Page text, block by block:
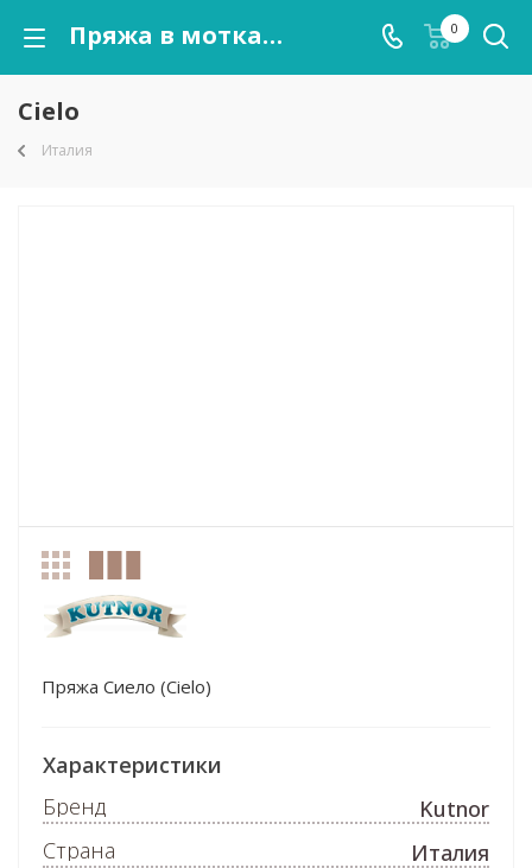
Пряжа в мотках Cielo оптом от kutnor.ru 0
Cielo
Италия
Пряжа Сиело (Cielo)
Характеристики
Бренд
Kutnor
Страна
Италия